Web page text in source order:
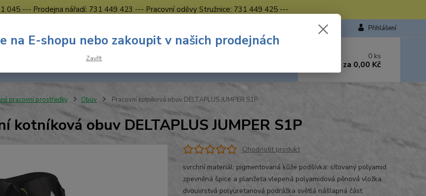
045 --- Prodejna nářadí: 731 449 423 --- Pracovní oděvy Stružnice: 731 449 425 ---
Přihlášení
Hledat
Nevíte si rady? Zavolejte.
0 ks
za 0,00 Kč
pracovní prostředky Obuv Pracovní kotníková obuv DELTAPLUS JUMPER S1P
kotníková obuv DELTAPLUS JUMPER S1P
Ohodnotit produkt
svrchní materiál: pigmentovaná kůže podšívka: síťovaný polyamid
zpevněná špice a planžeta vlepená polyamidová pěnová vložka
dvouvrstvá polyuretanová podrážka světlá nášlapná část
na E-shopu nebo zakoupit v našich prodejnách
Zavřít